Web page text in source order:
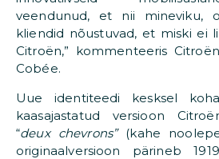
veendunud, et nii mineviku,
kliendid nõustuvad, et miski ei
Citroën,” kommenteeris
Cobée.
Uue identiteedi kesksel
kaasajastatud versioon
“deux chevrons”(kahe
originaalversioon pärineb